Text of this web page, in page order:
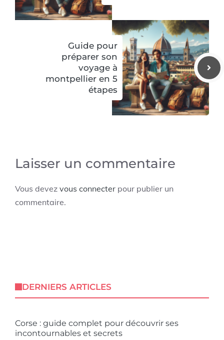
Guide pour
préparer son
voyage à
montpellier en 5
étapes
Laisser un commentaire
Vous devez vous connecter pour publier un
commentaire.
DERNIERS ARTICLES
Corse : guide complet pour découvrir ses
incontournables et secrets